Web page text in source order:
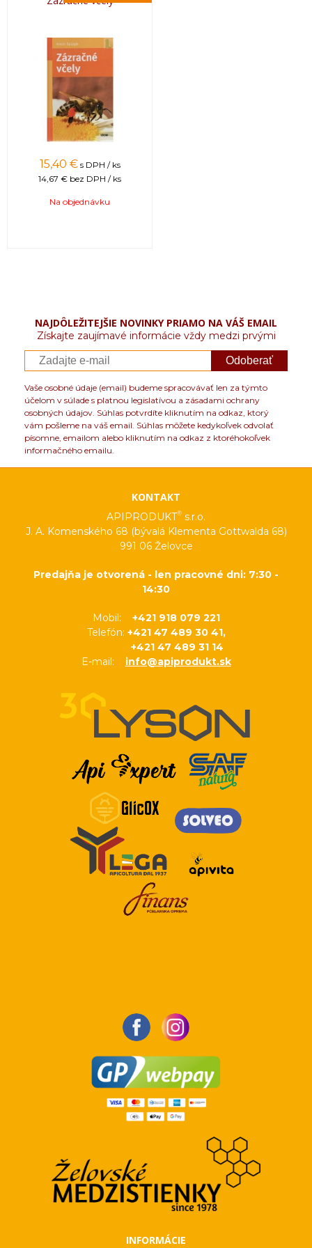
15,40 € s DPH / ks
14,67 € bez DPH / ks
Na objednávku
NAJDÔLEŽITEJŠIE NOVINKY PRIAMO NA VÁŠ EMAIL
Získajte zaujímavé informácie vždy medzi prvými
Odoberať
Vaše osobné údaje (email) budeme spracovávať len za týmto
účelom v súlade s platnou legislatívou a zásadami ochrany
osobných údajov. Súhlas potvrdíte kliknutím na odkaz, ktorý
vám pošleme na váš email. Súhlas môžete kedykoľvek odvolať
písomne, emailom alebo kliknutím na odkaz z ktoréhokoľvek
informačného emailu.
KONTAKT
APIPRODUKT® s.r.o.
J. A. Komenského 68 (bývalá Klementa Gottwalda 68)
991 06 Želovce
Predajňa je otvorená - len pracovné dni: 7:30 -
14:30
Mobil: +421 918 079 221
Telefón: +421 47 489 30 41,
+421 47 489 31 14
E-mail: info@apiprodukt.sk
INFORMÁCIE